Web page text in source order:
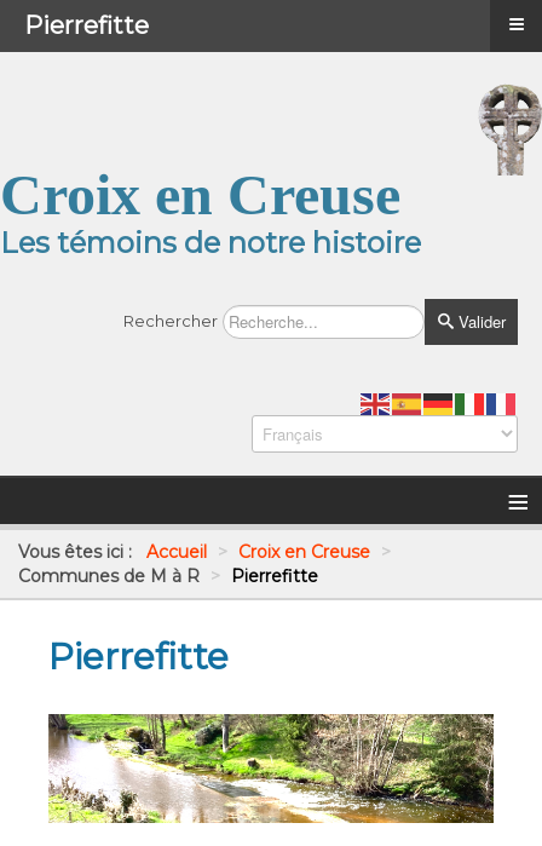
Croix en Creuse
Les témoins de notre histoire
Rechercher Valider
≡
Vous êtes ici : Accueil > Croix en Creuse >
Communes de M à R > Pierrefitte
Pierrefitte
Menu ≡
Pierrefitte ≡